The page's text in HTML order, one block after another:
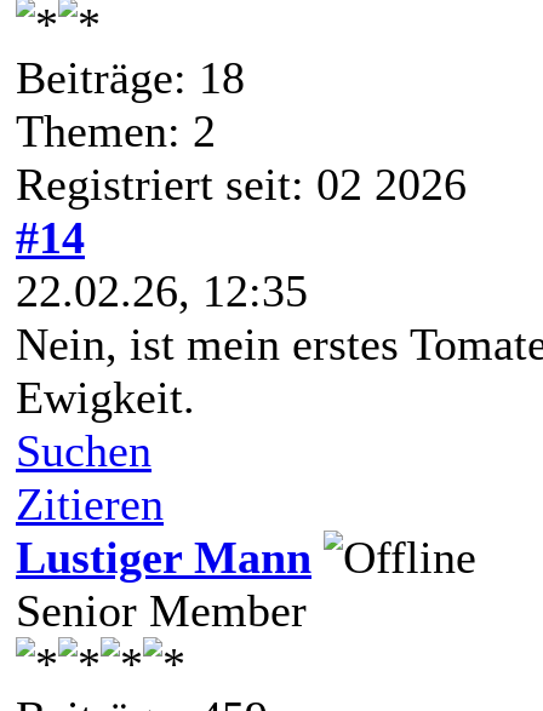
Beiträge: 18
Themen: 2
Registriert seit: 02 2026
#14
22.02.26, 12:35
Nein, ist mein erstes
Ewigkeit.
Suchen
Zitieren
Lustiger Mann
Senior Member